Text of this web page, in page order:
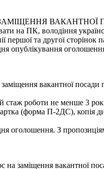
ВАКАНТНОЇ
на ПК, володіння
першої та другої
опублікування
вакантної
стаж роботи не менше 3
(форма П-2ДС), копія
оголошення. З
на заміщення вакантної